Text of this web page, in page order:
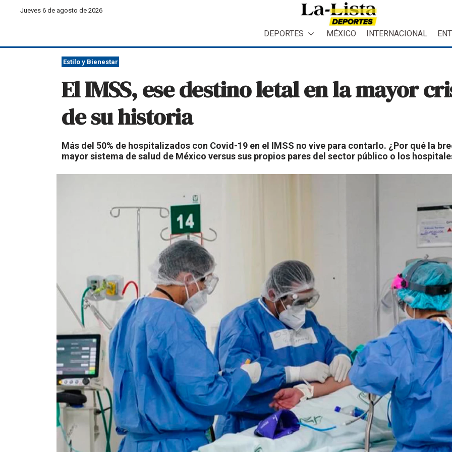
Jueves 6 de agosto de 2026
DEPORTES MÉXICO INTERNACIONAL
Estilo y Bienestar
El IMSS, ese destino letal en la mayor
de su historia
Más del 50% de hospitalizados con Covid-19 en el IMSS no vive para contarlo. ¿Por qué la
mayor sistema de salud de México versus sus propios pares del sector público o los